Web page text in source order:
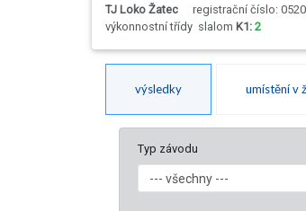
TJ Loko Žatec
registrační číslo:
výkonnostní třídy slalom K1: 2
výsledky umístění v
Typ závodu